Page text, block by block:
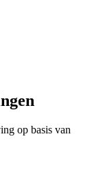
op basis van